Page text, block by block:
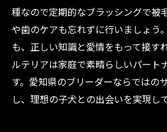
種なので定期的なブラッシングで被
や歯のケアも忘れずに行いましょう
も、正しい知識と愛情をもって接す
ルテリアは家庭で素晴らしいパート
す。愛知県のブリーダーならではの
し、理想の子犬との出会いを実現し